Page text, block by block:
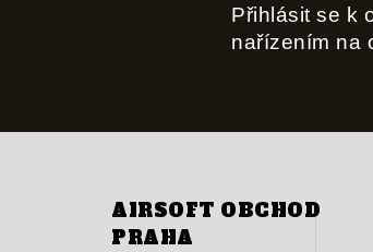
Přihlásit se k
nařízením na
AIRSOFT OBCHOD
PRAHA